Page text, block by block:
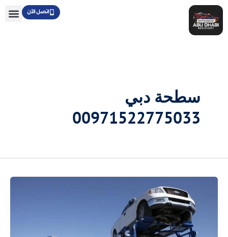
تخطي
إلى
المحتوى
اتصل الآن
سطحة دبي
00971522775033